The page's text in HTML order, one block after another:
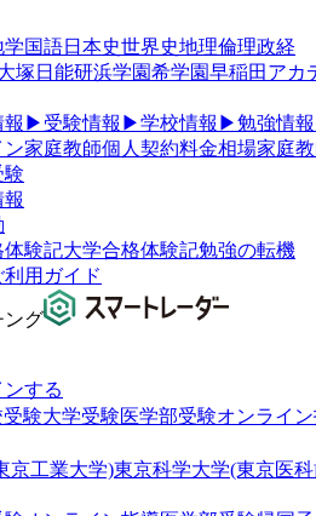
学国語日本史世界史地理倫理政経
塚 日能研浜学園希学園早稲田アカ
▶ 受験情報 ▶学校情報 ▶勉強情報
ン家庭教師個人契約料金相場家庭
験
体験記大学合格体験記勉強の転機
利用ガイド
ング
ンする
験大学受験医学部受験オンライ
京工業大学)東京科学大学(東京医